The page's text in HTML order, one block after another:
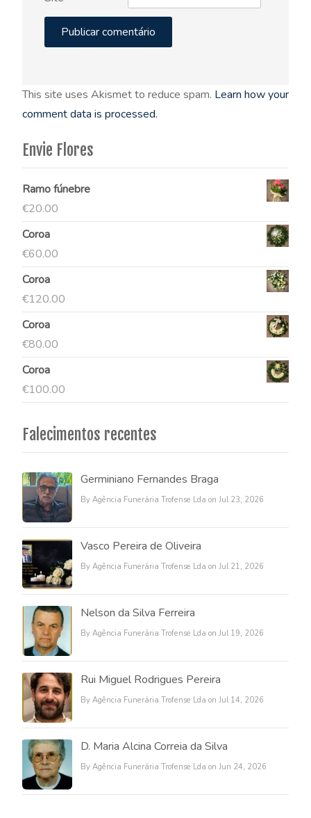
This site uses Akismet to reduce spam. Learn how your
comment data is processed.
Envie Flores
Ramo fúnebre
€20.00
Coroa
€60.00
Coroa
€120.00
Coroa
€80.00
Coroa
€100.00
Falecimentos recentes
Germiniano Fernandes Braga
By Agência Funerária Trofense Lda on Jul 23, 2026
Vasco Pereira de Oliveira
By Agência Funerária Trofense Lda on Jul 21, 2026
Nelson da Silva Ferreira
By Agência Funerária Trofense Lda on Jul 19, 2026
Rui Miguel Rodrigues Pereira
By Agência Funerária Trofense Lda on Jul 14, 2026
D. Maria Alcina Correia da Silva
By Agência Funerária Trofense Lda on Jun 24, 2026